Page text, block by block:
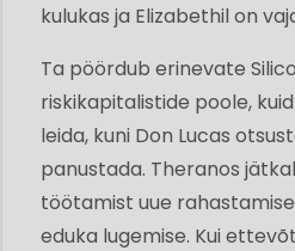
kulukas ja Elizabethil on
Ta pöördub erinevate
riskikapitalistide poole,
leida, kuni Don Lucas
panustada. Theranos
töötamist uue
eduka lugemise. Kui